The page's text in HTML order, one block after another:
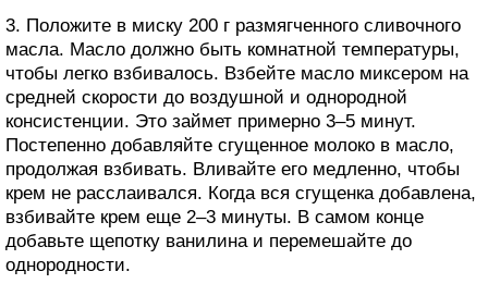
3. Положите в миску 200 г размягченного сливочного
масла. Масло должно быть комнатной температуры,
чтобы легко взбивалось. Взбейте масло миксером на
средней скорости до воздушной и однородной
консистенции. Это займет примерно 3–5 минут.
Постепенно добавляйте сгущенное молоко в масло,
продолжая взбивать. Вливайте его медленно, чтобы
крем не расслаивался. Когда вся сгущенка добавлена,
взбивайте крем еще 2–3 минуты. В самом конце
добавьте щепотку ванилина и перемешайте до
однородности.